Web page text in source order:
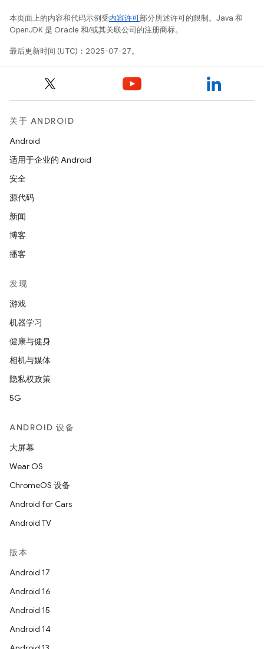
本页面上的内容和代码示例受内容许可部分所述许可的限制。Java 和
OpenJDK 是 Oracle 和/或其关联公司的注册商标。
最后更新时间 (UTC)：2025-07-27。
关于 ANDROID
Android
适用于企业的 Android
安全
源代码
新闻
博客
播客
发现
游戏
机器学习
健康与健身
相机与媒体
隐私权政策
5G
ANDROID 设备
大屏幕
Wear OS
ChromeOS 设备
Android for Cars
Android TV
版本
Android 17
Android 16
Android 15
Android 14